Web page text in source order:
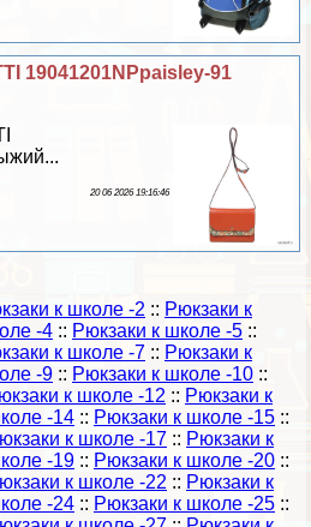
19041201NPpaisley-91
20 06 2026 19:16:46
к школе -2 :: Рюкзаки к
-4 :: Рюкзаки к школе -5 ::
к школе -7 :: Рюкзаки к
-9 :: Рюкзаки к школе -10 ::
к школе -12 :: Рюкзаки к
-14 :: Рюкзаки к школе -15 ::
к школе -17 :: Рюкзаки к
-19 :: Рюкзаки к школе -20 ::
к школе -22 :: Рюкзаки к
-24 :: Рюкзаки к школе -25 ::